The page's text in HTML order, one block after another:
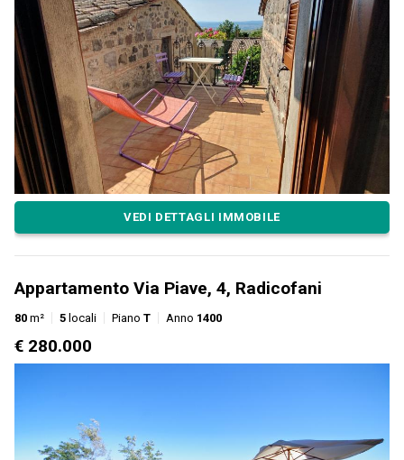
VEDI DETTAGLI IMMOBILE
Appartamento Via Piave, 4, Radicofani
80 m² 5 locali Piano T Anno 1400
€ 280.000